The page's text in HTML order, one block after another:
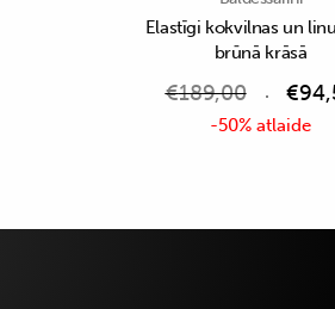
Elastīgi kokvilnas un
brūnā krāsā
€189,00 €
-50% atlaide